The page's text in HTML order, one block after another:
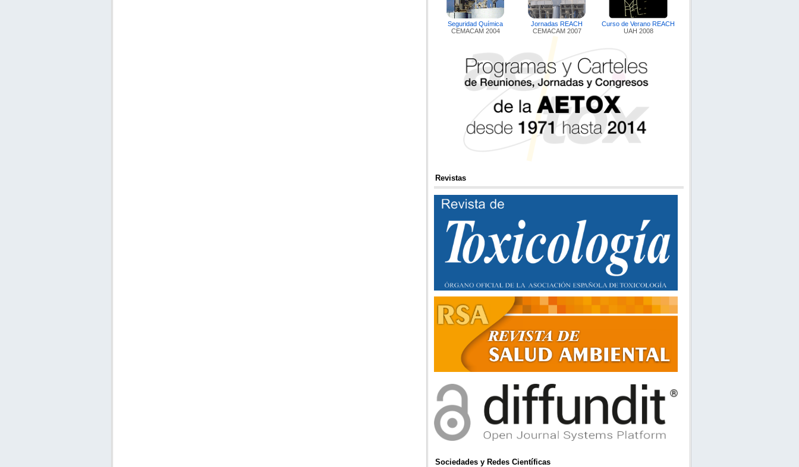
Seguridad Química
CEMACAM 2004
Jornadas REACH
CEMACAM 2007
Curso de Verano REACH
UAH 2008
Revistas
Sociedades y Redes Científicas